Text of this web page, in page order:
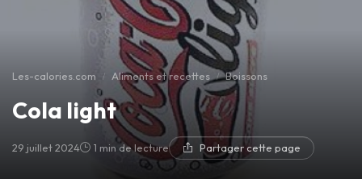
Les-calories.com Aliments et recettes Boissons
Cola light
29 juillet 2024 1 min de lecture Partager cette page